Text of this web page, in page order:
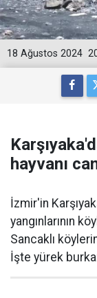
18 Ağustos 2024
hayvanı
İzmir'in
yangınlarının
Sancaklı
İşte yürek